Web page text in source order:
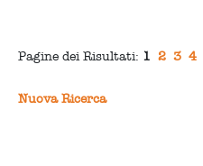
Pagine dei Risultati: 1 2 3 4
Nuova Ricerca